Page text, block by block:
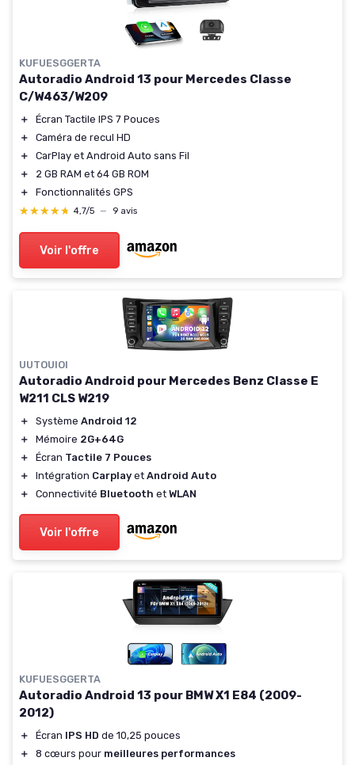
KUFUESGGERTA
Autoradio Android 13 pour Mercedes Classe
C/W463/W209
＋
Écran Tactile IPS 7 Pouces
＋
Caméra de recul HD
＋
CarPlay et Android Auto sans Fil
＋
2 GB RAM et 64 GB ROM
＋
Fonctionnalités GPS
★★★★★
★★★★★ 4,7/5 — 9 avis
Voir l'offre
UUTOUIOI
Autoradio Android pour Mercedes Benz Classe E
W211 CLS W219
＋ Système Android 12
＋
Mémoire 2G+64G
＋
Écran Tactile 7 Pouces
＋
Intégration Carplay et Android Auto
＋
Connectivité Bluetooth et WLAN
Voir l'offre
KUFUESGGERTA
Autoradio Android 13 pour BMW X1 E84 (2009-
2012)
＋ Écran IPS HD de 10,25 pouces
＋
8 cœurs pour meilleures performances